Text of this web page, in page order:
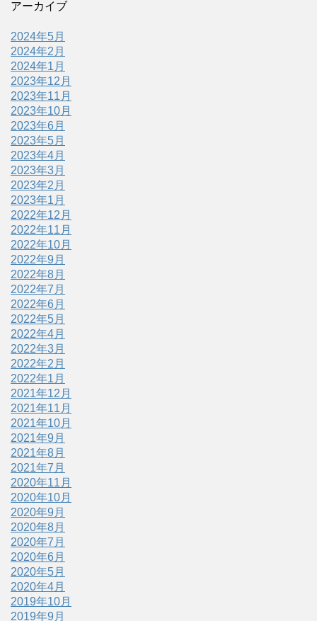
アーカイブ
2024年5月
2024年2月
2024年1月
2023年12月
2023年11月
2023年10月
2023年6月
2023年5月
2023年4月
2023年3月
2023年2月
2023年1月
2022年12月
2022年11月
2022年10月
2022年9月
2022年8月
2022年7月
2022年6月
2022年5月
2022年4月
2022年3月
2022年2月
2022年1月
2021年12月
2021年11月
2021年10月
2021年9月
2021年8月
2021年7月
2020年11月
2020年10月
2020年9月
2020年8月
2020年7月
2020年6月
2020年5月
2020年4月
2019年10月
2019年9月